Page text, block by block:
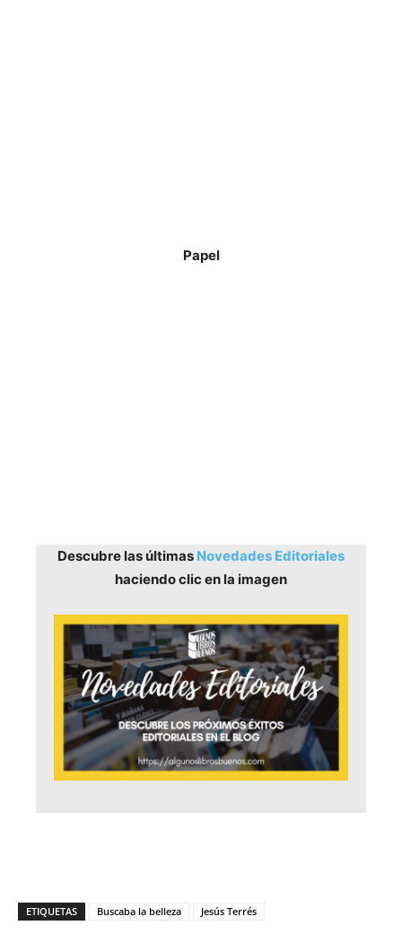
Papel
Descubre las últimas Novedades Editoriales
haciendo clic en la imagen
ETIQUETAS Buscaba la belleza Jesús Terrés